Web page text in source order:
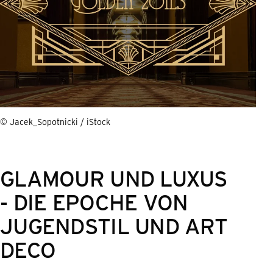
© Jacek_Sopotnicki / iStock
GLAMOUR UND LUXUS
- DIE EPOCHE VON
JUGENDSTIL UND ART
DECO